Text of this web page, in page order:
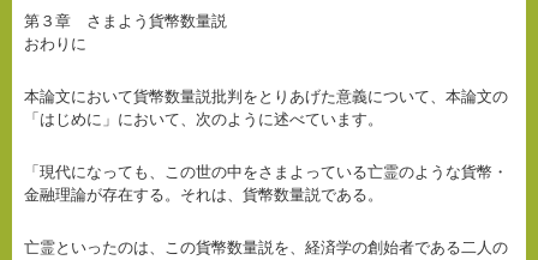
第３章 さまよう貨幣数量説
おわりに
本論文において貨幣数量説批判をとりあげた意義について、本論文の
「はじめに」において、次のように述べています。
「現代になっても、この世の中をさまよっている亡霊のような貨幣・
金融理論が存在する。それは、貨幣数量説である。
亡霊といったのは、この貨幣数量説を、経済学の創始者である二人の